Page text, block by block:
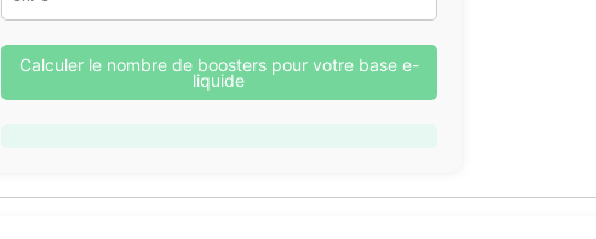
Calculer le nombre de boosters pour votre base e-
liquide